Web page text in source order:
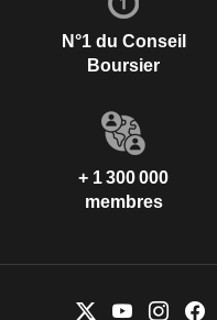
N°1 du Conseil
Boursier
+ 1 300 000
membres